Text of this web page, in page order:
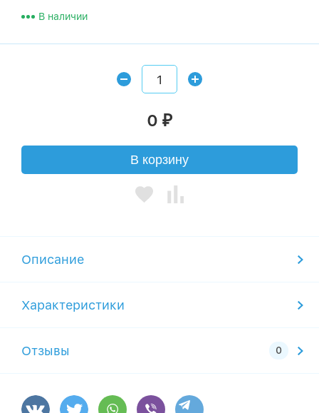
В наличии
0 ₽
В корзину
Описание
Характеристики
Отзывы